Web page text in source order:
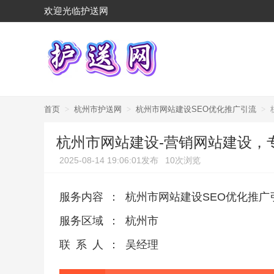
欢迎光临护送网
首页 > 杭州市护送网 > 杭州市网站建设SEO优化推广引流 >
杭州市网站建设-营销网站建设，
2025-08-14 19:06:01发布 10次浏览
服务内容 ：
杭州市网站建设SEO优化推广
服务区域
：
杭州市
联系人
： 吴经理